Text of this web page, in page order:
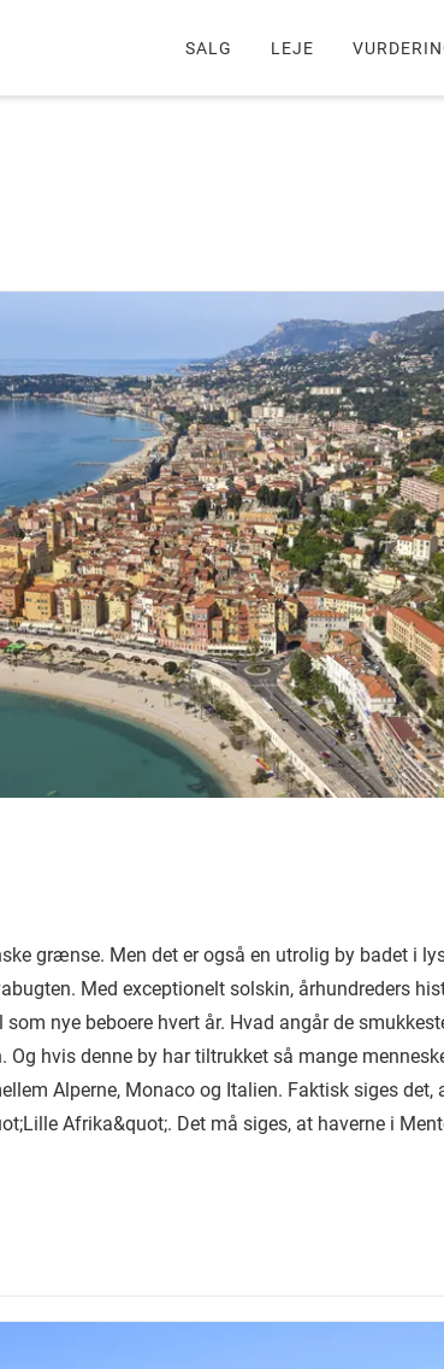
SALG LEJE
grænse. Men det er også en utrolig by badet i
Med exceptionelt solskin, århundreders
nye beboere hvert år. Hvad angår de
Og hvis denne by har tiltrukket så mange
Alperne, Monaco og Italien. Faktisk siges
Afrika&quot;. Det må siges, at haverne i